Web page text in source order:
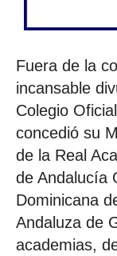
Fuera de la
incansable
Colegio
concedió su
de la Real
de Andalucía
Dominicana
Andaluza de
academias,